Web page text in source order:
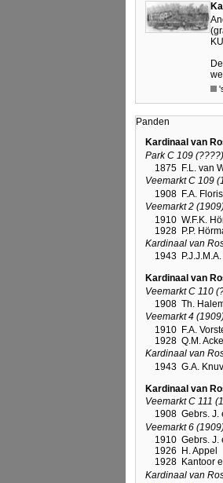
Panden
Kardinaal van
Park C 109 (????)
1875 F.L. van
Veemarkt C 109
1908 F.A.
Veemarkt 2
1910 W.F.K.
1928 P.P.
Kardinaal van
1943
Kardinaal van
Veemarkt C 110
1908 Th.
Veemarkt 4
1910 F.A.
1928 Q.M.
Kardinaal van
1943 G.A.
Kardinaal van
Veemarkt C 111
1908 Gebrs. J.
Veemarkt 6
1910 Gebrs. J.
1926
H. Appel
1928 Kantoor
Kardinaal van